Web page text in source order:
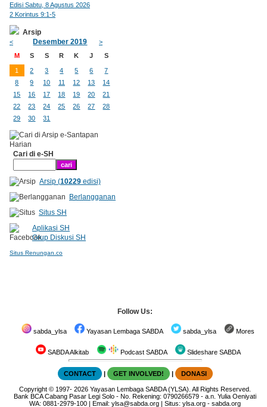
Edisi Sabtu, 8 Agustus 2026
2 Korintus 9:1-5
Arsip
< Desember 2019
>
M
S S R K J S
1 2 3 4 5 6
7
8
9 10 11 12 13
14
15
16 17 18 19 20
21
22
23 24 25 26 27
28
29
30 31
Cari di e-SH
Arsip (10229edisi)
Berlangganan
Situs SH
Aplikasi SH
Grup Diskusi SH
Situs Renungan.co
Follow Us:
sabda_ylsa Yayasan Lembaga SABDA sabda_ylsa Mores
SABDA Alkitab Podcast SABDA Slideshare SABDA
CONTACT | GET INVOLVED! | DONASI
Copyright © 1997-2026Yayasan Lembaga SABDA (YLSA). All Rights Reserved.
Bank BCA Cabang Pasar Legi Solo - No. Rekening: 0790266579 - a.n. Yulia Oeniyati
WA:0881-2979-100 | Email:ylsa@sabda.org | Situs:ylsa.org -sabda.org